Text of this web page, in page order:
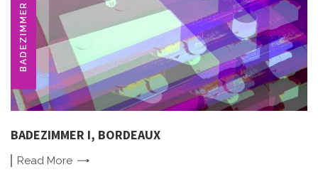
BADEZIMMER
BADEZIMMER I, BORDEAUX
Read More